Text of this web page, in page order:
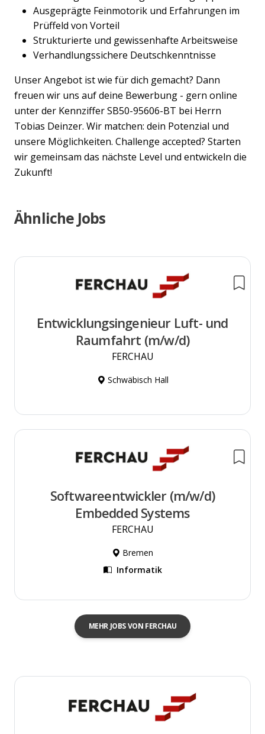
Ausgeprägte Feinmotorik und Erfahrungen im
Prüffeld von Vorteil
Strukturierte und gewissenhafte Arbeitsweise
Verhandlungssichere Deutschkenntnisse
Unser Angebot ist wie für dich gemacht? Dann
freuen wir uns auf deine Bewerbung - gern online
unter der Kennziffer SB50-95606-BT bei Herrn
Tobias Deinzer. Wir matchen: dein Potenzial und
unsere Möglichkeiten. Challenge accepted? Starten
wir gemeinsam das nächste Level und entwickeln die
Zukunft!
Ähnliche Jobs
Entwicklungsingenieur Luft- und
Raumfahrt (m/w/d)
FERCHAU
Schwäbisch Hall
Softwareentwickler (m/w/d)
Embedded Systems
FERCHAU
Bremen
Informatik
MEHR JOBS VON FERCHAU